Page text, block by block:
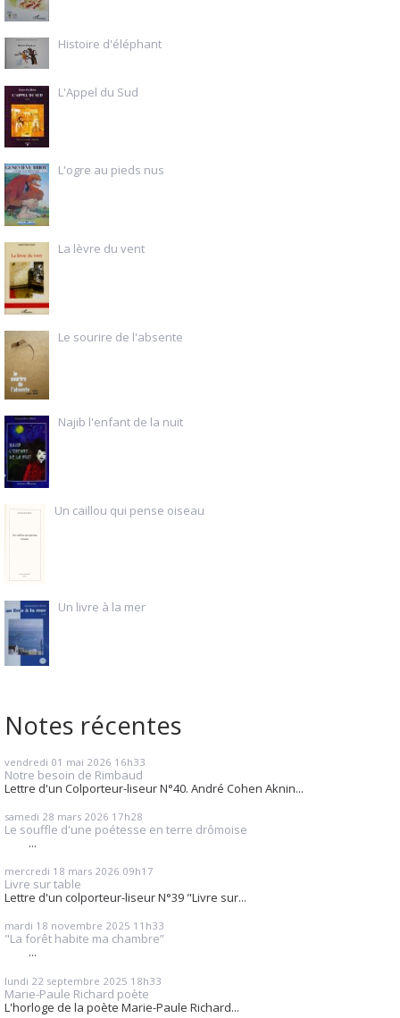
Histoire d'éléphant
L'Appel du Sud
L'ogre au pieds nus
La lèvre du vent
Le sourire de l'absente
Najib l'enfant de la nuit
Un caillou qui pense oiseau
Un livre à la mer
Notes récentes
vendredi 01 mai 2026 16h33
Notre besoin de Rimbaud
Lettre d'un Colporteur-liseur N°40. André Cohen Aknin...
samedi 28 mars 2026 17h28
Le souffle d'une poétesse en terre drômoise
...
mercredi 18 mars 2026 09h17
Livre sur table
Lettre d'un colporteur-liseur N°39 "Livre sur...
mardi 18 novembre 2025 11h33
"La forêt habite ma chambre”
...
lundi 22 septembre 2025 18h33
Marie-Paule Richard poète
L'horloge de la poète Marie-Paule Richard...